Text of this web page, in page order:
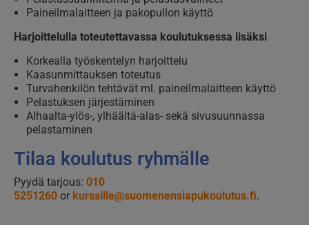
Paineilmalaitteen ja pakopullon käyttö
Harjoittelulla toteutettavassa koulutuksessa lisäksi
Korkealla työskentelyn harjoittelu
Kaasunmittauksen toteutus
Turvahenkilön tehtävät ml. paineilmalaitteen käyttö
Pelastuksen järjestäminen
Alhaalta-ylös-, ylhäältä-alas- sekä sivusuunnassa
pelastaminen
Tilaa koulutus ryhmälle
Pyydä tarjous: 010
5251260 or kurssille@suomenensiapukoulutus.fi.